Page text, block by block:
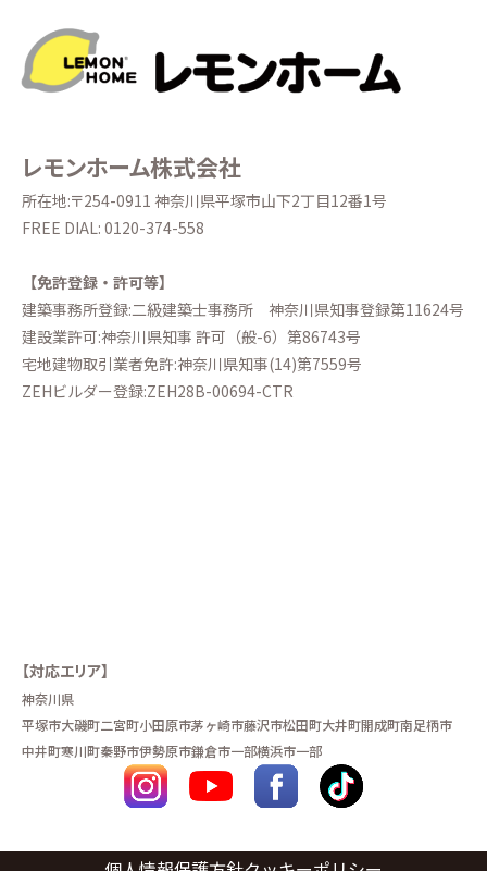
レモンホーム株式会社
所在地:〒254-0911 神奈川県平塚市山下2丁目12番1号
FREE DIAL: 0120-374-558
【免許登録・許可等】
建築事務所登録:二級建築士事務所 神奈川県知事登録第11624号
建設業許可:神奈川県知事 許可（般-6）第86743号
宅地建物取引業者免許:神奈川県知事(14)第7559号
ZEHビルダー登録:ZEH28B-00694-CTR
【対応エリア】
神奈川県
平塚市大磯町二宮町小田原市茅ヶ崎市藤沢市松田町大井町開成町南足柄市
中井町寒川町秦野市伊勢原市鎌倉市一部横浜市一部